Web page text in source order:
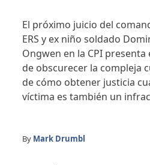
El próximo juicio del
ERS y ex niño soldado
Ongwen en la CPI presenta
de obscurecer la compleja
de cómo obtener justicia
víctima es también un
By Mark Drumbl